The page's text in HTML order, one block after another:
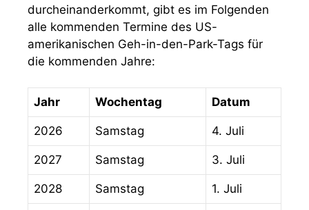
durcheinanderkommt, gibt es im Folgenden
alle kommenden Termine des US-
amerikanischen Geh-in-den-Park-Tags für
die kommenden Jahre:
Jahr Wochentag Datum
2026 Samstag 4. Juli
2027 Samstag 3. Juli
2028 Samstag 1. Juli